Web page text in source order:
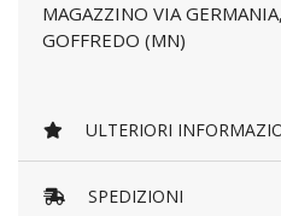
MAGAZZINO VIA
GOFFREDO (MN)
ULTERIORI
SPEDIZIONI